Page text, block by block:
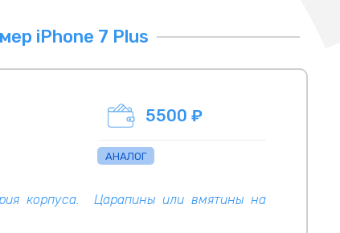
iPhone 7 Plus
5500 ₽
АНАЛОГ
корпуса. Царапины или вмятины на